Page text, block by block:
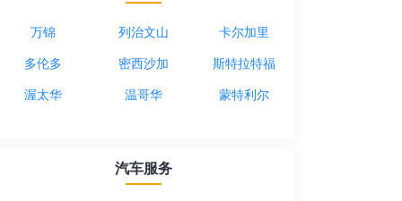
万锦 列治文山 卡尔加里
多伦多 密西沙加 斯特拉特福
渥太华 温哥华 蒙特利尔
汽车服务